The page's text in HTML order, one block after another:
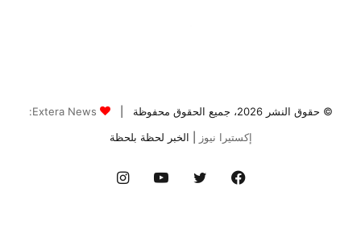
© حقوق النشر 2026، جميع الحقوق محفوظة |
Extera News:
إكستيرا نيوز
| الخبر لحظة بلحظة
فيسبوك تويتر يوتيوب